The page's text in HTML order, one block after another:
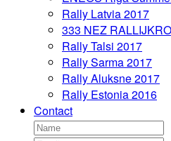
Rally Latvia 2017
333 NEZ
Rally Talsi 2017
Rally Sarma 2017
Rally Aluksne 2017
Rally Estonia 2016
Contact